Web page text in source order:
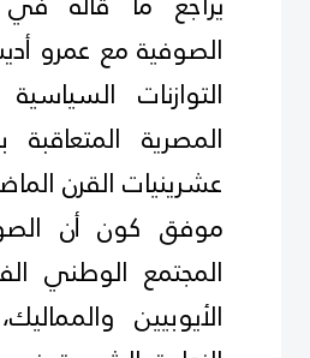
الصوفية مع عمرو
التوازنات
المصرية
عشرينيات القرن
موفق كون أن
المجتمع الوطني
الأيوبيين